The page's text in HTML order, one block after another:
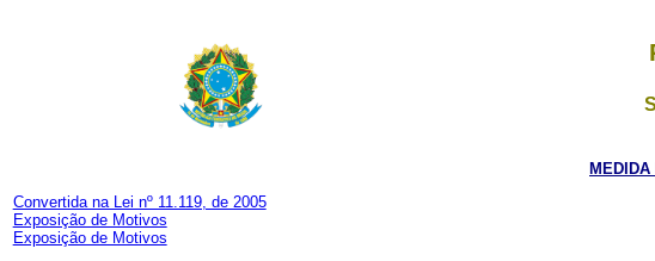
Convertida na Lei nº 11.119, de 2005
Exposição de Motivos
Exposição de Motivos